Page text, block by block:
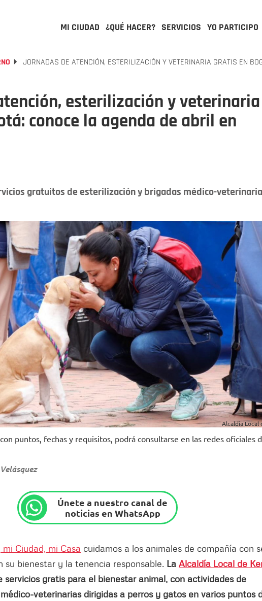
MI CIUDAD ¿QUÉ HACER? SERVICIOS YO PARTICIPO
JORNADAS DE ATENCIÓN, ESTERILIZACIÓN Y VETERINARIA GRATIS EN
esterilización y veterinaria
conoce la agenda de abril en
gratuitos de esterilización y brigadas médico-
Alcaldía Local
puntos, fechas y requisitos, podrá consultarse en las redes oficiales
Únete a nuestro canal de
noticias en WhatsApp
Ciudad, mi Casa cuidamos a los animales de compañía con
su bienestar y la tenencia responsable. La Alcaldía Local de
servicios gratis para el bienestar animal, con actividades de
veterinarias dirigidas a perros y gatos en varios puntos